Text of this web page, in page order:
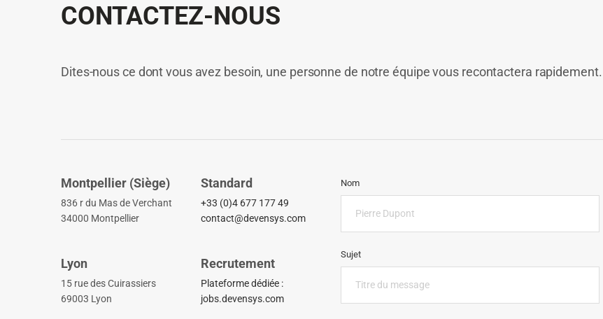
CONTACTEZ-NOUS
Dites-nous ce dont vous avez besoin, une personne de notre équipe vous recontactera rapidement.
Montpellier (Siège)
836 r du Mas de Verchant
34000 Montpellier
Lyon
15 rue des Cuirassiers
69003 Lyon
Standard
+33 (0)4 677 177 49
contact@devensys.com
Recrutement
Plateforme dédiée :
jobs.devensys.com
Nom
Sujet